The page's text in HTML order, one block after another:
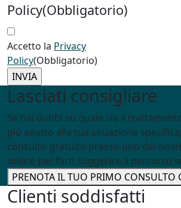
Policy(Obbligatorio)
Accetto la Privacy
Policy(Obbligatorio)
Lasciati consigliare
Se hai dubbi su quale sia il
più adatto alla tua situazione
consulto gratuito presso uno dei
online per farti suggerire il percorso
PRENOTA IL TUO PRIMO CONSULTO
Clienti soddisfatti